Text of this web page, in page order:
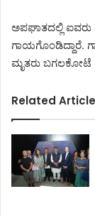
ಅಪಘಾತದಲ್ಲಿ ಐವರು
ಗಾಯಗೊಂಡಿದ್ದಾರೆ.
ಮೃತರು ಬಗಲಕೋಟೆ
Related